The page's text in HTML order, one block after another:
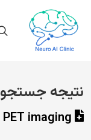
نتیجه جستجو